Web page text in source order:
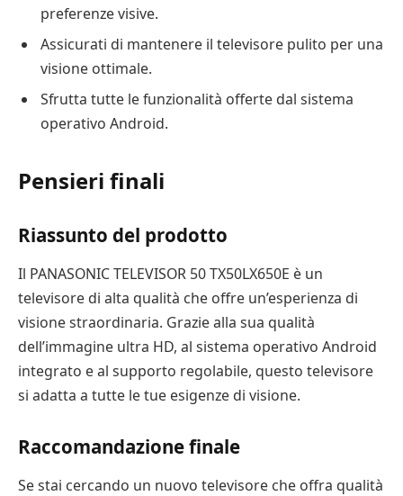
preferenze visive.
Assicurati di mantenere il televisore pulito per una
visione ottimale.
Sfrutta tutte le funzionalità offerte dal sistema
operativo Android.
Pensieri finali
Riassunto del prodotto
Il PANASONIC TELEVISOR 50 TX50LX650E è un
televisore di alta qualità che offre un’esperienza di
visione straordinaria. Grazie alla sua qualità
dell’immagine ultra HD, al sistema operativo Android
integrato e al supporto regolabile, questo televisore
si adatta a tutte le tue esigenze di visione.
Raccomandazione finale
Se stai cercando un nuovo televisore che offra qualità